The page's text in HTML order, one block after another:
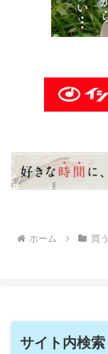
ホーム 買う
サイト内検索